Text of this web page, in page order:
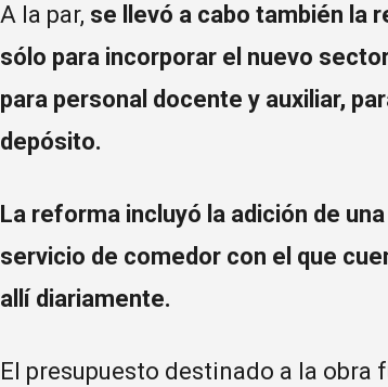
A la par, se llevó a cabo también la
sólo para incorporar el nuevo
para personal docente y auxiliar,
depósito.
La reforma incluyó la adición de
servicio de comedor con el que
allí diariamente.
El presupuesto destinado a la obra